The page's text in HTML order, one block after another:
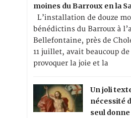
moines du Barroux en la
L’installation de douze
bénédictins du Barroux à
Bellefontaine, près de
11 juillet, avait beaucoup
provoquer la joie et la
Un joli
nécessité
seul